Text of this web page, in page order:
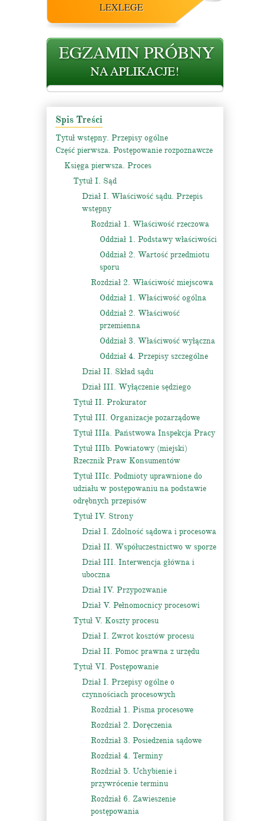
LEXLEGE
Spis Treści
Tytuł wstępny. Przepisy ogólne
Część pierwsza. Postępowanie rozpoznawcze
Księga pierwsza. Proces
Tytuł I. Sąd
Dział I. Właściwość sądu. Przepis
wstępny
Rozdział 1. Właściwość rzeczowa
Oddział 1. Podstawy właściwości
Oddział 2. Wartość przedmiotu
sporu
Rozdział 2. Właściwość miejscowa
Oddział 1. Właściwość ogólna
Oddział 2. Właściwość
przemienna
Oddział 3. Właściwość wyłączna
Oddział 4. Przepisy szczególne
Dział II. Skład sądu
Dział III. Wyłączenie sędziego
Tytuł II. Prokurator
Tytuł III. Organizacje pozarządowe
Tytuł IIIa. Państwowa Inspekcja Pracy
Tytuł IIIb. Powiatowy (miejski)
Rzecznik Praw Konsumentów
Tytuł IIIc. Podmioty uprawnione do
udziału w postępowaniu na podstawie
odrębnych przepisów
Tytuł IV. Strony
Dział I. Zdolność sądowa i procesowa
Dział II. Współuczestnictwo w sporze
Dział III. Interwencja główna i
uboczna
Dział IV. Przypozwanie
Dział V. Pełnomocnicy procesowi
Tytuł V. Koszty procesu
Dział I. Zwrot kosztów procesu
Dział II. Pomoc prawna z urzędu
Tytuł VI. Postępowanie
Dział I. Przepisy ogólne o
czynnościach procesowych
Rozdział 1. Pisma procesowe
Rozdział 2. Doręczenia
Rozdział 3. Posiedzenia sądowe
Rozdział 4. Terminy
Rozdział 5. Uchybienie i
przywrócenie terminu
Rozdział 6. Zawieszenie
postępowania